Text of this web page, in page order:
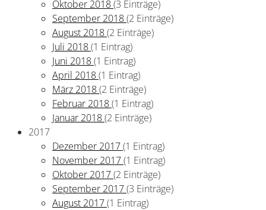
Oktober 2018(3 Einträge)
September 2018(2 Einträge)
August 2018(2 Einträge)
Juli 2018(1 Eintrag)
Juni 2018(1 Eintrag)
April 2018(1 Eintrag)
März 2018(2 Einträge)
Februar 2018(1 Eintrag)
Januar 2018(2 Einträge)
2017
Dezember 2017(1 Eintrag)
November 2017(1 Eintrag)
Oktober 2017(2 Einträge)
September 2017(3 Einträge)
August 2017(1 Eintrag)